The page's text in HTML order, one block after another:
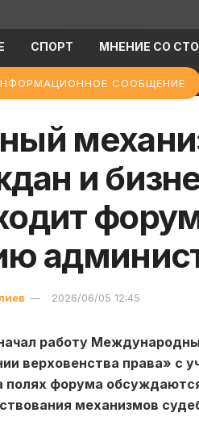
СПОРТ МНЕНИЕ СО
СООБЩЕНИЕ
и
2026/06/05 12:45
работу
верховенства права» с
полях форума
механизмов